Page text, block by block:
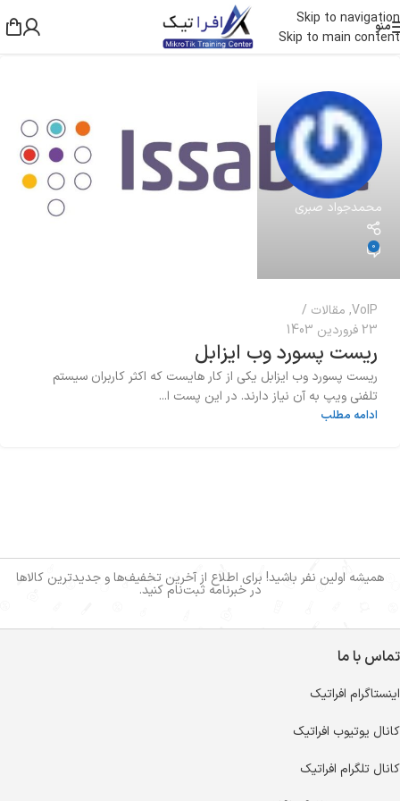
Skip to navigation
Skip to main content
منو
محمدجواد صبری
0
VoIP
, مقالات
23 فروردین 1403
ریست پسورد وب ایزابل
ریست پسورد وب ایزابل یکی از کار هایست که اکثر کاربران سیستم
تلفنی ویپ به آن نیاز دارند. در این پست ا...
ادامه مطلب
همیشه اولین نفر باشید! برای اطلاع از آخرین تخفیف‌ها و جدیدترین کالاها
در خبرنامه ثبت‌نام کنید.
تماس با ما
اینستاگرام افراتیک
کانال یوتیوب افراتیک
کانال تلگرام افراتیک